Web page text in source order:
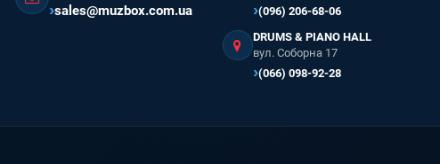
sales@muzbox.com.ua
(096) 206-68-06
DRUMS & PIANO HALL
вул. Соборна 17
(066) 098-92-28